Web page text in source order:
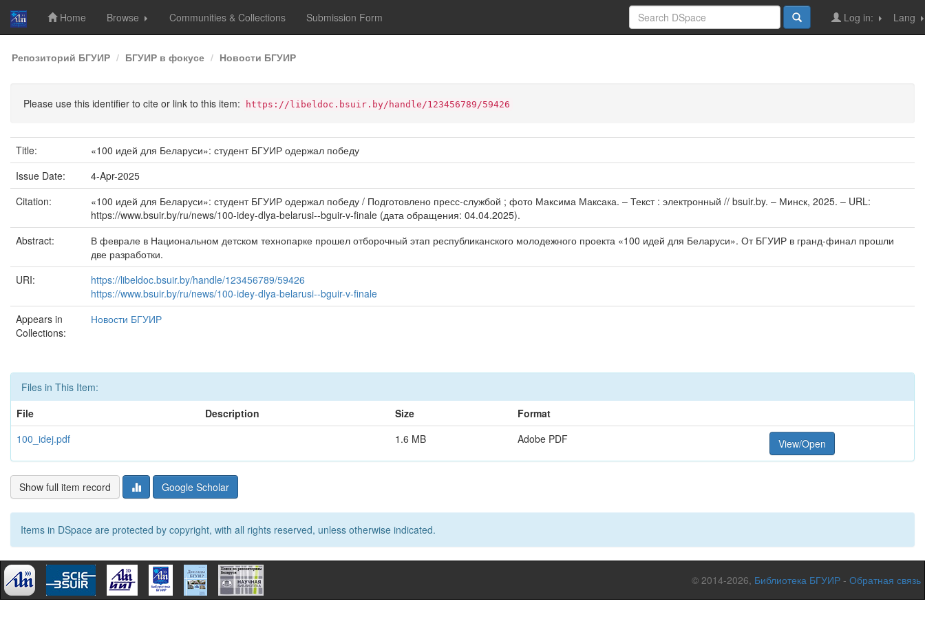
Skip
navigation
Home Browse Communities & Collections Submission Form Lang
Log in:
Репозиторий БГУИР БГУИР в фокусе Новости БГУИР
Please use this identifier to cite or link to this item: https://libeldoc.bsuir.by/handle/123456789/59426
Title:
«100 идей для Беларуси»: студент БГУИР одержал победу
Issue Date:
4-Apr-2025
Citation:
«100 идей для Беларуси»: студент БГУИР одержал победу / Подготовлено пресс-службой ; фото Максима Максака. – Текст : электронный // bsuir.by. – Минск, 2025. – URL:
https://www.bsuir.by/ru/news/100-idey-dlya-belarusi--bguir-v-finale (дата обращения: 04.04.2025).
Abstract:
В феврале в Национальном детском технопарке прошел отборочный этап республиканского молодежного проекта «100 идей для Беларуси». От БГУИР в гранд-финал прошли
две разработки.
URI:
https://libeldoc.bsuir.by/handle/123456789/59426
https://www.bsuir.by/ru/news/100-idey-dlya-belarusi--bguir-v-finale
Appears in
Collections:
Новости БГУИР
Files in This Item:
File
Description Size
Format
100_idej.pdf
1.6 MB Adobe PDF View/Open
Show full item record Google Scholar
Items in DSpace are protected by copyright, with all rights reserved, unless otherwise indicated.
© 2014-2026, Библиотека БГУИР - Обратная связь